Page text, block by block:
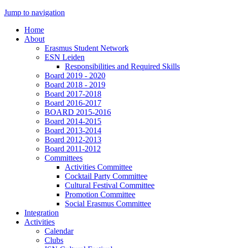
Jump to navigation
Home
About
Erasmus Student Network
ESN Leiden
Responsibilities and Required Skills
Board 2019 - 2020
Board 2018 - 2019
Board 2017-2018
Board 2016-2017
BOARD 2015-2016
Board 2014-2015
Board 2013-2014
Board 2012-2013
Board 2011-2012
Committees
Activities Committee
Cocktail Party Committee
Cultural Festival Committee
Promotion Committee
Social Erasmus Committee
Integration
Activities
Calendar
Clubs